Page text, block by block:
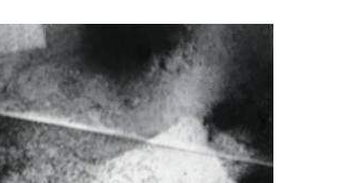
Cultura
Deporte y Naturaleza
Gastro
FESTIVAL TAGANANA 2026
NOCTÁMBULA TENERIFE
TENERIFE PHE FESTIVAL 2026
XXVII VERANO DE CUENTO